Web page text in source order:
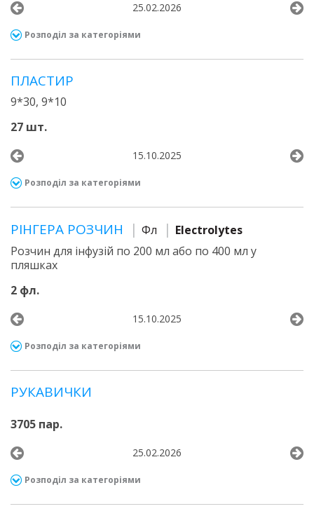
25.02.2026
Розподіл за категоріями
ПЛАСТИР
9*30, 9*10
27 шт.
15.10.2025
Розподіл за категоріями
РІНГЕРА РОЗЧИН Фл
Electrolytes
Розчин для інфузій по 200 мл або по 400 мл у
пляшках
2 фл.
15.10.2025
Розподіл за категоріями
РУКАВИЧКИ
3705 пар.
25.02.2026
Розподіл за категоріями